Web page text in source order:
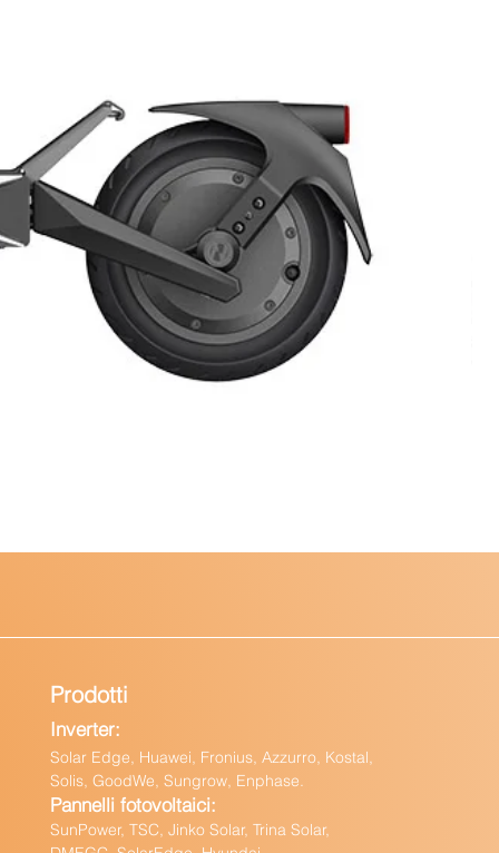
Prodotti
Inverter:
Solar Edge, Huawei, Fronius, Azzurro, Kostal,
Solis, GoodWe, Sungrow, Enphase.
Pannelli fotovoltaici:
SunPower, TSC, Jinko Solar, Trina Solar,